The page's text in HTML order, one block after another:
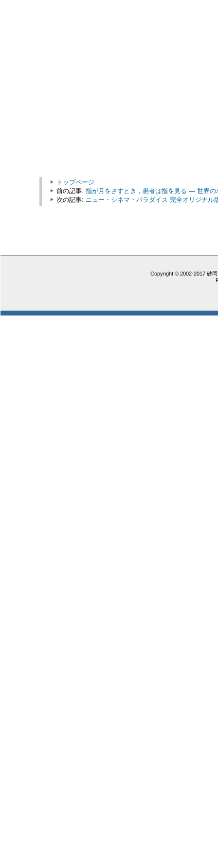
トップページ
前の記事: 指が月をさすとき，愚者は指を見る ― 世界の
次の記事: ニュー・シネマ・パラダイス 完全オリジナル
Copyright © 2002-2017 砂